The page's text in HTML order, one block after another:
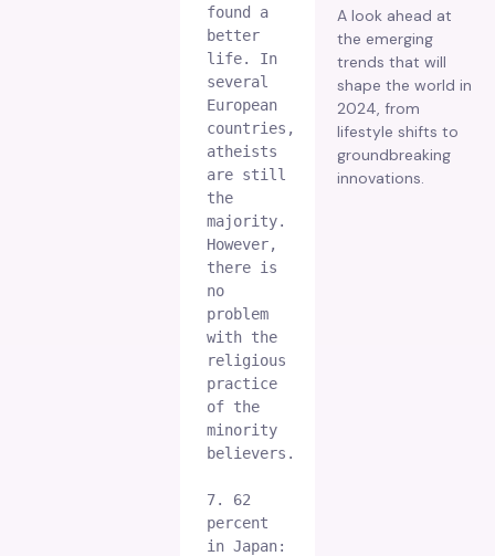
found a
better
life. In
several
European
countries,
atheists
are still
the
majority.
However,
there is
no
problem
with the
religious
practice
of the
minority
believers.
7. 62
percent
in Japan:
A look ahead at
the emerging
trends that will
shape the world in
2024, from
lifestyle shifts to
groundbreaking
innovations.